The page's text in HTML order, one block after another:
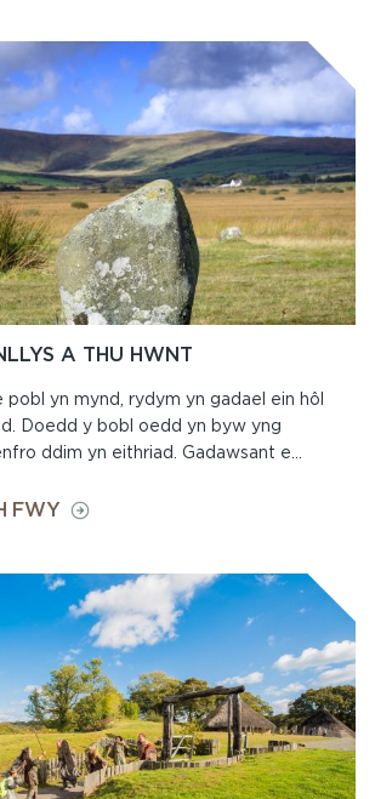
A THU HWNT
pobl yn mynd, rydym yn gadael ein hôl
Doedd y bobl oedd yn byw yng
ddim yn eithriad. Gadawsant e...
FWYON
A
THU
HWNT